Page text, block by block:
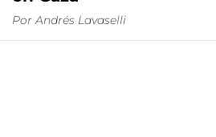
Por Andrés Lavaselli